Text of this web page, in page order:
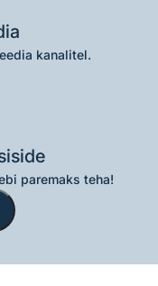
kanalitel.
paremaks teha!